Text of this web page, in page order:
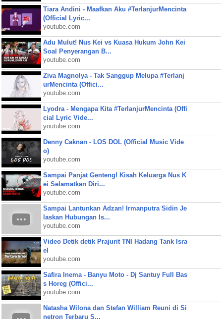
Tiara Andini - Maafkan Aku #TerlanjurMencinta
(Official Lyric...
youtube.com
Adu Mulut! Nus Kei vs Kuasa Hukum John Kei
Soal Penyerangan B...
youtube.com
Ziva Magnolya - Tak Sanggup Melupa #Terlanj
urMencinta (Offici...
youtube.com
Lyodra - Mengapa Kita #TerlanjurMencinta (Offi
cial Lyric Vide...
youtube.com
Denny Caknan - LOS DOL (Official Music Vide
o)
youtube.com
Sampai Panjat Genteng! Kisah Keluarga Nus K
ei Selamatkan Diri...
youtube.com
Sampai Lantunkan Adzan! Irmanputra Sidin Je
laskan Hubungan Is...
youtube.com
Video Detik detik Prajurit TNI Hadang Tank Isra
el
youtube.com
Safira Inema - Banyu Moto - Dj Santuy Full Bas
s Horeg (Offici...
youtube.com
Natasha Wilona dan Stefan William Reuni di Si
netron Terbaru S...